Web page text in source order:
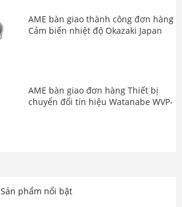
AME bàn giao thành công đơn hàng
Cảm biến nhiệt độ Okazaki Japan
AME bàn giao đơn hàng Thiết bị
chuyển đổi tín hiệu Watanabe WVP-
series
Sản phẩm nổi bật